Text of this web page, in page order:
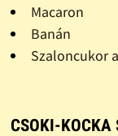
Macaron
Banán
Szaloncukor
CSOKI-KOCKA